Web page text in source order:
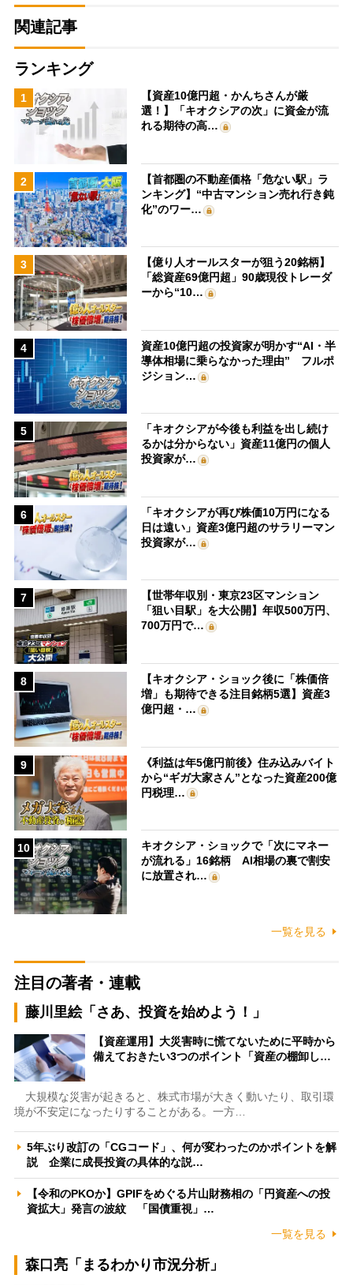
関連記事
ランキング
1
【資産10億円超・かんちさんが厳
選！】「キオクシアの次」に資金が流
れる期待の高…
2
【首都圏の不動産価格「危ない駅」ラ
ンキング】“中古マンション売れ行き鈍
化”のワー…
3
【億り人オールスターが狙う20銘柄】
「総資産69億円超」90歳現役トレーダ
ーから“10…
4
資産10億円超の投資家が明かす“AI・半
導体相場に乗らなかった理由” フルポ
ジション…
5
「キオクシアが今後も利益を出し続け
るかは分からない」資産11億円の個人
投資家が…
6
「キオクシアが再び株価10万円になる
日は遠い」資産3億円超のサラリーマン
投資家が…
7
【世帯年収別・東京23区マンション
「狙い目駅」を大公開】年収500万円、
700万円で…
8
【キオクシア・ショック後に「株価倍
増」も期待できる注目銘柄5選】資産3
億円超・…
9
《利益は年5億円前後》住み込みバイト
から“ギガ大家さん”となった資産200億
円税理…
10
キオクシア・ショックで「次にマネー
が流れる」16銘柄 AI相場の裏で割安
に放置され…
一覧を見る
注目の著者・連載
藤川里絵「さあ、投資を始めよう！」
【資産運用】大災害時に慌てないために平時から
備えておきたい3つのポイント「資産の棚卸し…
大規模な災害が起きると、株式市場が大きく動いたり、取引環
境が不安定になったりすることがある。一方…
5年ぶり改訂の「CGコード」、何が変わったのかポイントを解
説 企業に成長投資の具体的な説…
【令和のPKOか】GPIFをめぐる片山財務相の「円資産への投
資拡大」発言の波紋 「国債重視」…
一覧を見る
森口亮「まるわかり市況分析」